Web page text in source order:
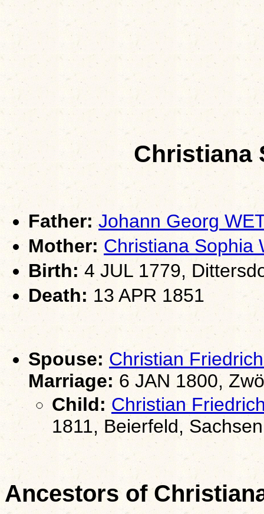
Christiana
Father: Johann Georg
Mother: Christiana Sophia
Birth:4 JUL 1779,
Death: 13 APR 1851
Spouse: Christian
Marriage: 6 JAN 1800,
Child: Christian
1811, Beierfeld, Sachsen
Ancestors of